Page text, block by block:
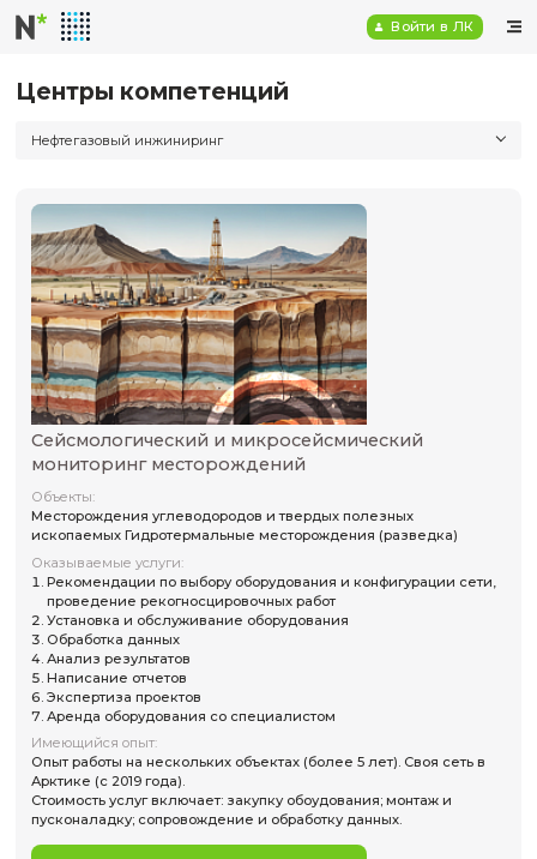
Центры компетенций
Сейсмологический и микросейсмический
мониторинг месторождений
Объекты:
Месторождения углеводородов и твердых полезных
ископаемых Гидротермальные месторождения
Оказываемые услуги:
Рекомендации по выбору оборудования и
проведение рекогносцировочных работ
Установка и обслуживание оборудования
Обработка данных
Анализ результатов
Написание отчетов